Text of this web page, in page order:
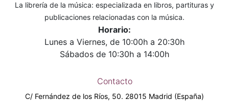
La librería de la música: especializada en libros, partituras y
publicaciones relacionadas con la música.
Horario:
Lunes a Viernes, de 10:00h a 20:30h
Sábados de 10:30h a 14:00h
Contacto
C/ Fernández de los Ríos, 50. 28015 Madrid (España)